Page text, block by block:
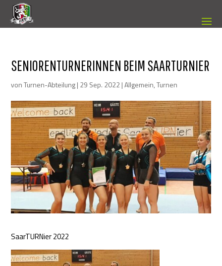
SENIORENTURNERINNEN BEIM SAARTURNIER
vonTurnen-Abteilung| 29 Sep. 2022|Allgemein,Turnen
SaarTURNier 2022